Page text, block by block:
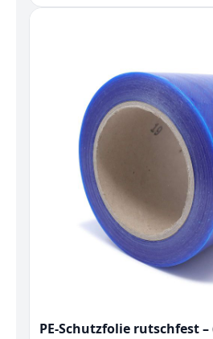
PE‑Schutzfolie rutschfest –